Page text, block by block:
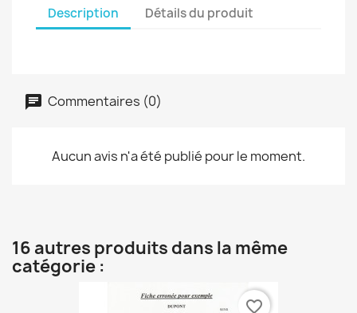
Description Détails du produit
Commentaires (0)
Aucun avis n'a été publié pour le moment.
16 autres produits dans la même
catégorie :
favorite_border